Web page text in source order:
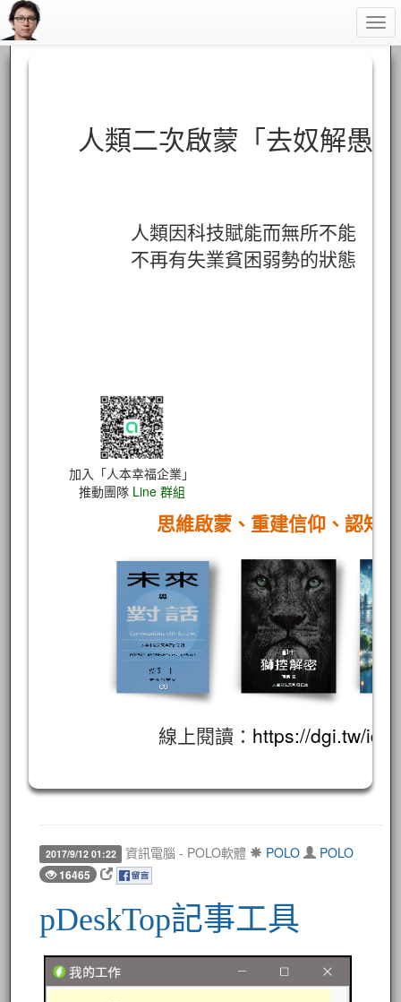
人類二次啟蒙「去奴解愚
人類因科技賦能而無所不能
不再有失業貧困弱勢的狀態
加入「人本幸福企業」
推動團隊 Line 群組
思維啟蒙、重建信仰、認知
線上閱讀： https://dgi.tw/id/
2017/9/12 01:22 資訊電腦 - POLO軟體 POLO POLO
16465
pDeskTop記事工具